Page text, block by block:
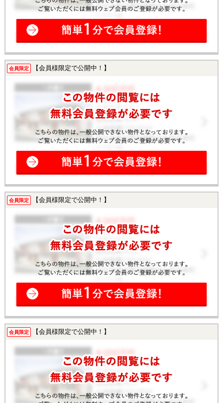
会員限定 【会員様限定で公開中！】
会員限定 【会員様限定で公開中！】
会員限定 【会員様限定で公開中！】